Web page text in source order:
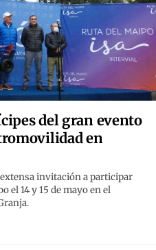
del gran evento
en
invitación a participar
el 14 y 15 de mayo en el